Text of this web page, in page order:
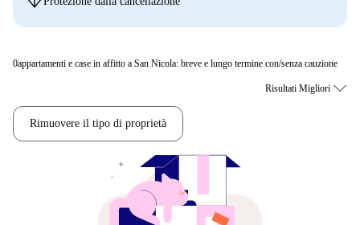
0appartamenti e case in affitto a San Nicola: breve e lungo termine con/senza cauzione
Rimuovere il tipo di proprietà